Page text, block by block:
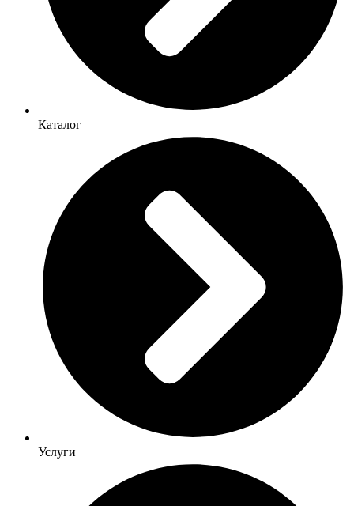
Каталог
Услуги